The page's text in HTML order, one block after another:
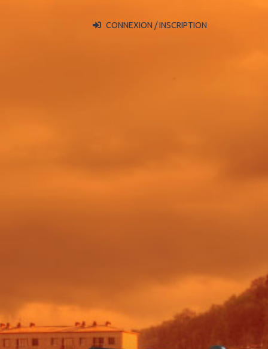
CONNEXION / INSCRIPTION